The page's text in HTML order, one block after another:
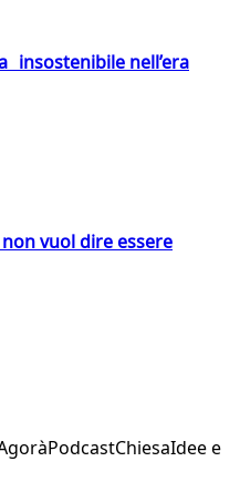
insostenibile nell’era
vuol dire essere
PodcastChiesaIdee e